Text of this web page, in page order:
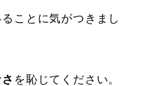
ことに気がつきまし
を恥じてください。